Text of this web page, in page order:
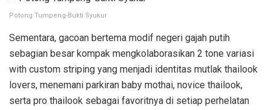
Potong Tumpeng-Bukti Syukur
Sementara, gacoan bertema modif negeri gajah putih
sebagian besar kompak mengkolaborasikan 2 tone variasi
with custom striping yang menjadi identitas mutlak thailook
lovers, menemani parkiran baby mothai, novice thailook,
serta pro thailook sebagai favoritnya di setiap perhelatan